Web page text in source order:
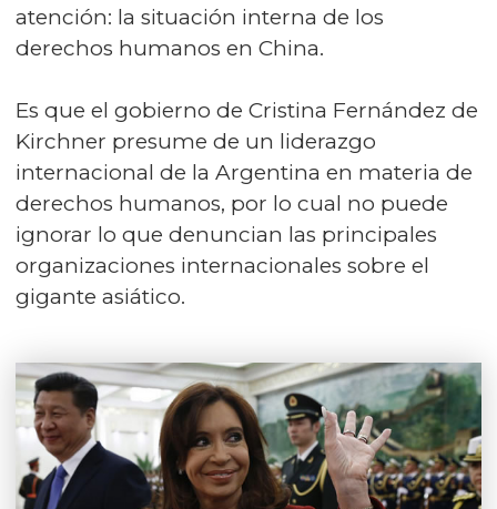
atención: la situación interna de los
derechos humanos en China.
Es que el gobierno de Cristina Fernández de
Kirchner presume de un liderazgo
internacional de la Argentina en materia de
derechos humanos, por lo cual no puede
ignorar lo que denuncian las principales
organizaciones internacionales sobre el
gigante asiático.